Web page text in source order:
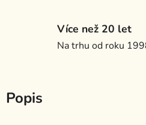
Více než 20 let
Na trhu od roku
Popis